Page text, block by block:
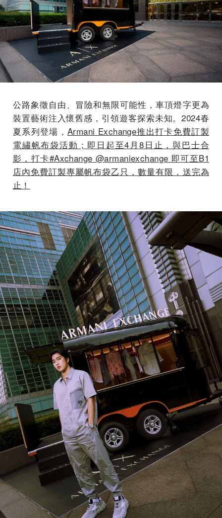
公路象徵自由、冒險和無限可能性，車頂燈字更為
裝置藝術注入懷舊感，引領遊客探索未知。2024春
夏系列登場， Armani Exchange推出打卡免費訂製
電繡帆布袋活動；即日起至4月8日止，與巴士合
影，打卡#Axchange @armaniexchange 即可至B1
店內免費訂製專屬帆布袋乙只，數量有限，送完為
止！